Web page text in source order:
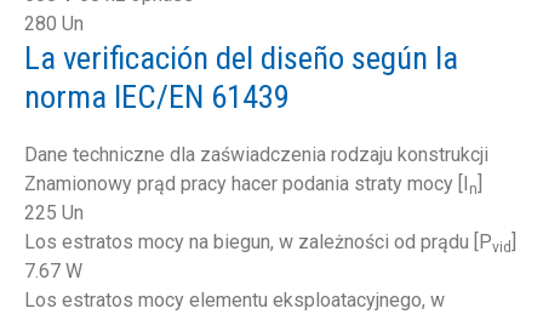
280 Un
La verificación del diseño según la
norma IEC/EN 61439
Dane techniczne dla zaświadczenia rodzaju konstrukcji
Znamionowy prąd pracy hacer podania straty mocy [I
n
225 Un
Los estratos mocy na biegun, w zależności od prądu [Pvid
7.67 W
Los estratos mocy elementu eksploatacyjnego, w